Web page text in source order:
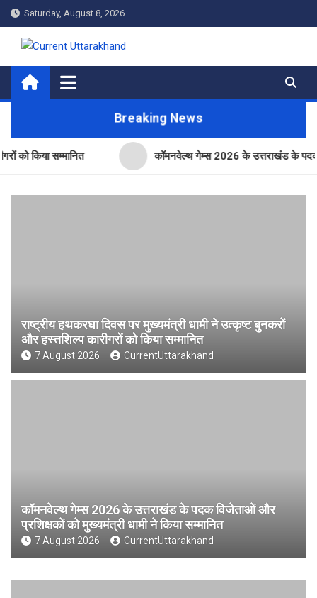
Skip
to
content
Saturday, August 8, 2026
Current Uttarakhand
Breaking News
सम्मानित कॉमनवेल्थ गेम्स 2026 के उत्तराखंड के पदक विजेताओं
राष्ट्रीय हथकरघा दिवस पर मुख्यमंत्री धामी ने उत्कृष्ट बुनकरों
और हस्तशिल्प कारीगरों को किया सम्मानित
7 August 2026 CurrentUttarakhand
कॉमनवेल्थ गेम्स 2026 के उत्तराखंड के पदक विजेताओं और
प्रशिक्षकों को मुख्यमंत्री धामी ने किया सम्मानित
7 August 2026 CurrentUttarakhand